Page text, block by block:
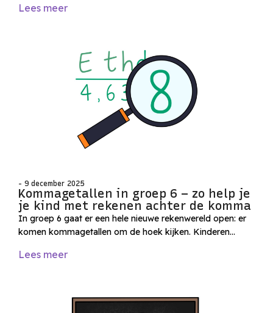
Lees meer
- 9 december 2025
Kommagetallen in groep 6 – zo help je
je kind met rekenen achter de komma
In groep 6 gaat er een hele nieuwe rekenwereld open: er
komen kommagetallen om de hoek kijken. Kinderen…
Lees meer